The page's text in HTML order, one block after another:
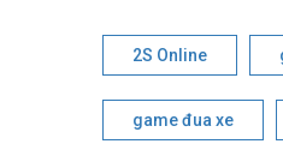
2S Online
game đua xe